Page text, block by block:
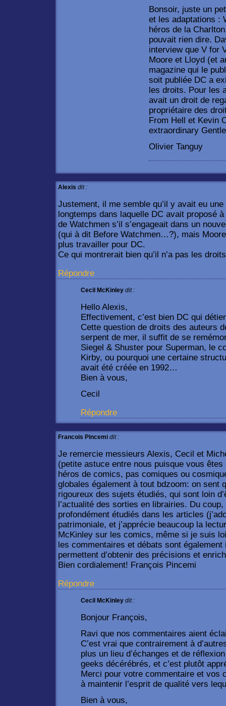
Bonsoir, juste un
et les adaptations :
héros de la
pouvait rien dire.
interview que V for
Moore et Lloyd (et
magazine qui le
soit publiée DC a
les droits. Pour les
avait un droit de
propriétaire des
From Hell et Kevin
extraordinary
Olivier Tanguy
Alexis dit :
Justement, il me semble qu’il y avait eu
longtemps dans laquelle DC avait proposé
de Watchmen s’il s’engageait dans un
(qui à dit Before Watchmen…?), mais
plus travailler pour DC.
Ce qui montrerait bien qu’il n’a pas les
Répondre
Cecil McKinley dit :
Hello Alexis,
Effectivement, c’est bien DC qui
Cette question de droits des auteurs
serpent de mer, il suffit de se
Siegel & Shuster pour Superman, le
Kirby, ou pourquoi une certaine
avait été créée en 1992…
Bien à vous,
Cecil
Répondre
Francois Pincemi dit :
Je remercie messieurs Alexis, Cecil et
(petite astuce entre nous puisque vous
héros de comics, pas comiques ou
globales également à tout bdzoom: on sent
rigoureux des sujets étudiés, qui sont loin
l’actualité des sorties en librairies. Du
profondément étudiés dans les articles
patrimoniale, et j’apprécie beaucoup la
McKinley sur les comics, même si je suis
les commentaires et débats sont
permettent d’obtenir des précisions et
Bien cordialement! François Pincemi
Répondre
Cecil McKinley dit :
Bonjour François,
Ravi que nos commentaires aient
C’est vrai que contrairement à
plus un lieu d’échanges et de
geeks décérébrés, et c’est plutôt
Merci pour votre commentaire et vos
à maintenir l’esprit de qualité vers
Bien à vous,